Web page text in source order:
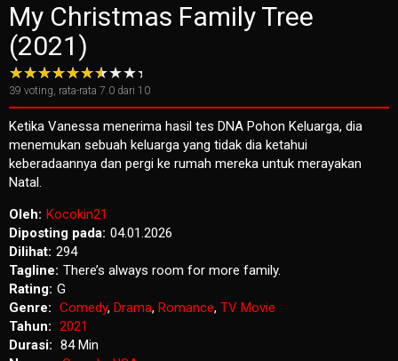
My Christmas Family Tree
(2021)
39 voting, rata-rata 7.0 dari 10
Ketika Vanessa menerima hasil tes DNA Pohon Keluarga, dia
menemukan sebuah keluarga yang tidak dia ketahui
keberadaannya dan pergi ke rumah mereka untuk merayakan
Natal.
Oleh: Kocokin21
Diposting pada: 04.01.2026
Dilihat: 294
Tagline: There’s always room for more family.
Rating: G
Genre: Comedy, Drama, Romance, TV Movie
Tahun: 2021
Durasi: 84 Min